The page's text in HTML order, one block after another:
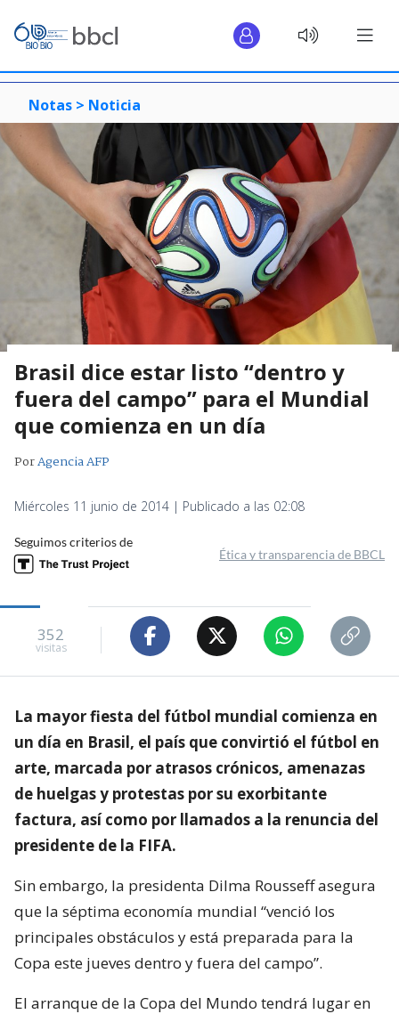
Notas > Noticia
Brasil dice estar listo “dentro y
fuera del campo” para el Mundial
que comienza en un día
PorAgencia AFP
Miércoles 11 junio de 2014 | Publicado a las 02:08
Seguimos criterios de
Ética y transparencia de BBCL
352
visitas
La mayor fiesta del fútbol mundial comienza en
un día en Brasil, el país que convirtió el fútbol en
arte, marcada por atrasos crónicos, amenazas
de huelgas y protestas por su exorbitante
factura, así como por llamados a la renuncia del
presidente de la FIFA.
Sin embargo, la presidenta Dilma Rousseff asegura
que la séptima economía mundial “venció los
principales obstáculos y está preparada para la
Copa este jueves dentro y fuera del campo”.
El arranque de la Copa del Mundo tendrá lugar en